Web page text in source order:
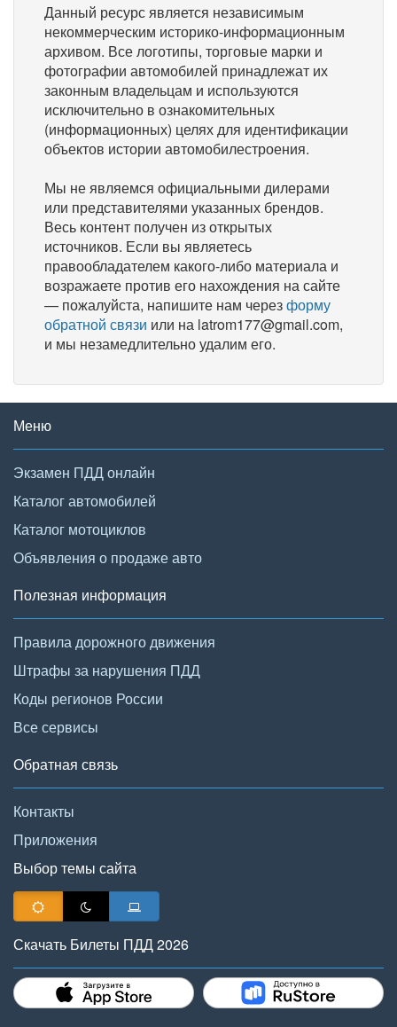
Данный ресурс является независимым
некоммерческим историко-информационным
архивом. Все логотипы, торговые марки и
фотографии автомобилей принадлежат их
законным владельцам и используются
исключительно в ознакомительных
(информационных) целях для идентификации
объектов истории автомобилестроения.
Мы не являемся официальными дилерами
или представителями указанных брендов.
Весь контент получен из открытых
источников. Если вы являетесь
правообладателем какого-либо материала и
возражаете против его нахождения на сайте
— пожалуйста, напишите нам черезформу
обратной связи или на latrom177@gmail.com,
и мы незамедлительно удалим его.
Меню
Экзамен ПДД онлайн
Каталог автомобилей
Каталог мотоциклов
Объявления о продаже авто
Полезная информация
Правила дорожного движения
Штрафы за нарушения ПДД
Коды регионов России
Все сервисы
Обратная связь
Контакты
Приложения
Выбор темы сайта
Скачать Билеты ПДД 2026